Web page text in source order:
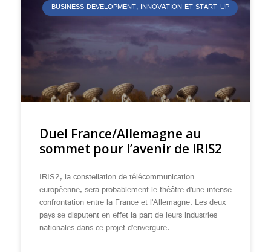
BUSINESS DEVELOPMENT, INNOVATION ET START-UP
Duel France/Allemagne au
sommet pour l’avenir de IRIS2
IRIS2, la constellation de télécommunication
européenne, sera probablement le théâtre d’une intense
confrontation entre la France et l’Allemagne. Les deux
pays se disputent en effet la part de leurs industries
nationales dans ce projet d’envergure.